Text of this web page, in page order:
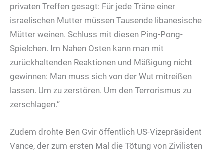
privaten Treffen gesagt: Für jede Träne einer
israelischen Mutter müssen Tausende libanesische
Mütter weinen. Schluss mit diesen Ping-Pong-
Spielchen. Im Nahen Osten kann man mit
zurückhaltenden Reaktionen und Mäßigung nicht
gewinnen: Man muss sich von der Wut mitreißen
lassen. Um zu zerstören. Um den Terrorismus zu
zerschlagen.“
Zudem drohte Ben Gvir öffentlich US-Vizepräsident
Vance, der zum ersten Mal die Tötung von Zivilisten